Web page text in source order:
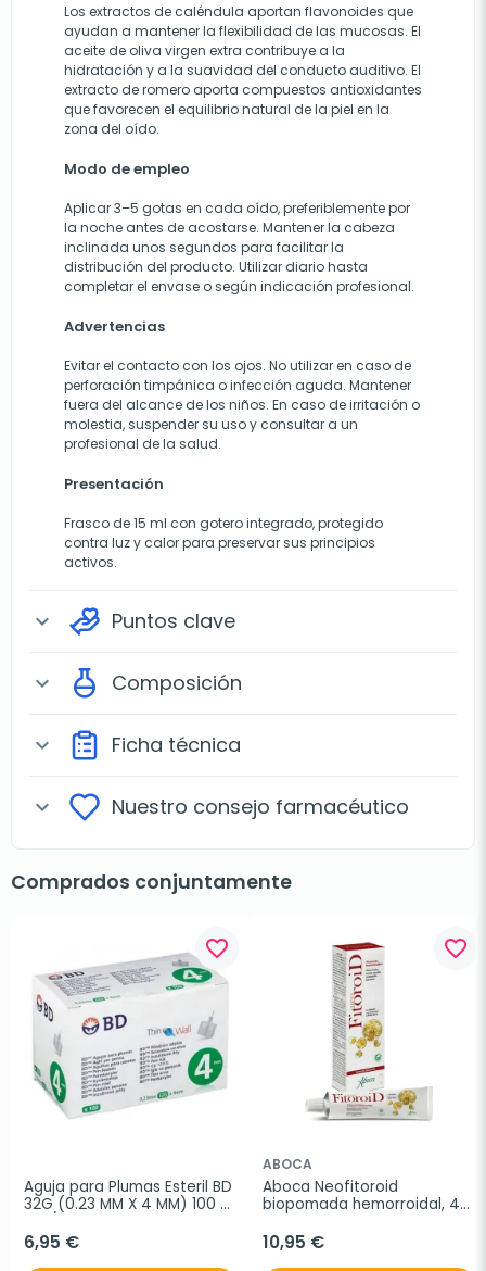
Los extractos de caléndula aportan flavonoides que
ayudan a mantener la flexibilidad de las mucosas. El
aceite de oliva virgen extra contribuye a la
hidratación y a la suavidad del conducto auditivo. El
extracto de romero aporta compuestos antioxidantes
que favorecen el equilibrio natural de la piel en la
zona del oído.
Modo de empleo
Aplicar 3–5 gotas en cada oído, preferiblemente por
la noche antes de acostarse. Mantener la cabeza
inclinada unos segundos para facilitar la
distribución del producto. Utilizar diario hasta
completar el envase o según indicación profesional.
Advertencias
Evitar el contacto con los ojos. No utilizar en caso de
perforación timpánica o infección aguda. Mantener
fuera del alcance de los niños. En caso de irritación o
molestia, suspender su uso y consultar a un
profesional de la salud.
Presentación
Frasco de 15 ml con gotero integrado, protegido
contra luz y calor para preservar sus principios
activos.
expand_more Puntos clave
expand_more Composición
expand_more Ficha técnica
expand_more Nuestro consejo farmacéutico
Comprados conjuntamente
favorite_border
Aguja para Plumas Esteril BD
32G (0.23 MM X 4 MM) 100
6,95 €
favorite_border
ABOCA
Aboca Neofitoroid
biopomada hemorroidal, 40
10,95 €